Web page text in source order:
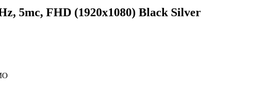
5mc, FHD (1920x1080) Black Silver